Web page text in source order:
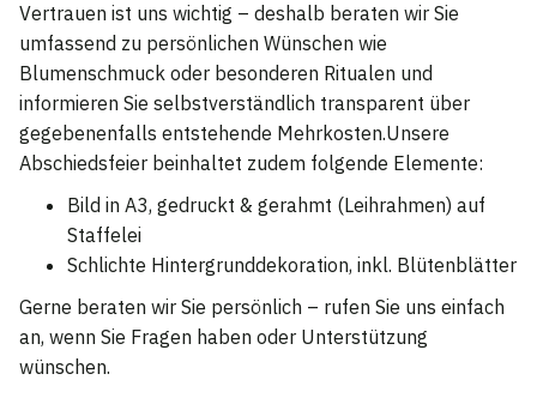
Vertrauen ist uns wichtig – deshalb beraten wir Sie
umfassend zu persönlichen Wünschen wie
Blumenschmuck oder besonderen Ritualen und
informieren Sie selbstverständlich transparent über
gegebenenfalls entstehende Mehrkosten.Unsere
Abschiedsfeier beinhaltet zudem folgende Elemente:
Bild in A3, gedruckt & gerahmt (Leihrahmen) auf
Staffelei
Schlichte Hintergrunddekoration, inkl. Blütenblätter
Gerne beraten wir Sie persönlich – rufen Sie uns einfach
an, wenn Sie Fragen haben oder Unterstützung
wünschen.